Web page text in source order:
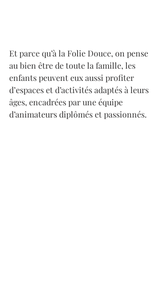
Et parce qu’à la Folie Douce, on pense
au bien être de toute la famille, les
enfants peuvent eux aussi profiter
d’espaces et d’activités adaptés à leurs
âges, encadrées par une équipe
d’animateurs diplômés et passionnés.